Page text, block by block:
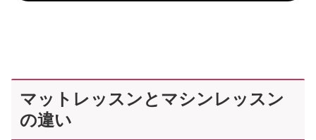
マットレッスンとマシンレッスン
の違い